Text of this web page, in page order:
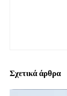
Σχετικά άρθρα